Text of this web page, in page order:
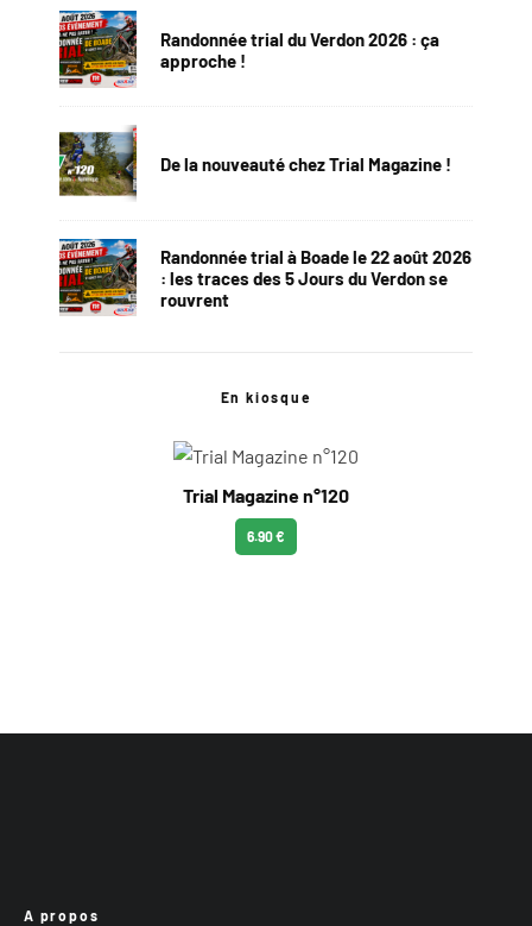
Randonnée trial du Verdon 2026 : ça
approche !
De la nouveauté chez Trial Magazine !
Randonnée trial à Boade le 22 août 2026
: les traces des 5 Jours du Verdon se
rouvrent
En kiosque
Trial Magazine n°120
6.90 €
A propos